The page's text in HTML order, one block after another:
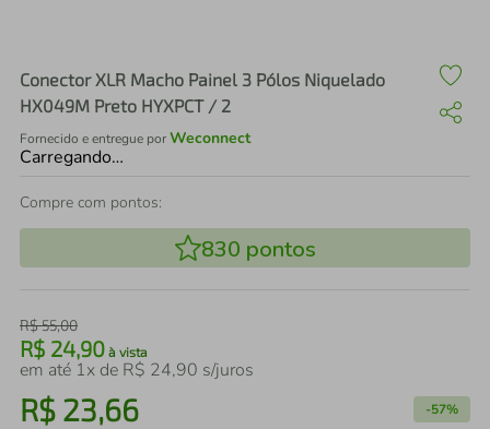
Conector XLR Macho Painel 3 Pólos Niquelado
HX049M Preto HYXPCT / 2
Fornecido e entregue porWeconnect
Carregando…
Compre com pontos:
830 pontos
R$55,00
R$ 24,90 à vista
em até 1x de R$ 24,90 s/juros
R$ 23,66 -57%